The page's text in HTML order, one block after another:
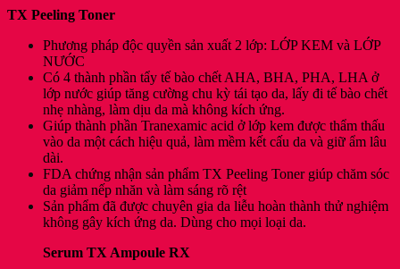
TX Peeling Toner
Phương pháp độc quyền sản xuất 2 lớp: LỚP KEM và LỚP
NƯỚC
Có 4 thành phần tẩy tế bào chết AHA, BHA, PHA, LHA ở
lớp nước giúp tăng cường chu kỳ tái tạo da, lấy đi tế bào chết
nhẹ nhàng, làm dịu da mà không kích ứng.
Giúp thành phần Tranexamic acid ở lớp kem được thẩm thấu
vào da một cách hiệu quả, làm mềm kết cấu da và giữ ẩm lâu
dài.
FDA chứng nhận sản phẩm TX Peeling Toner giúp chăm sóc
da giảm nếp nhăn và làm sáng rõ rệt
Sản phẩm đã được chuyên gia da liễu hoàn thành thử nghiệm
không gây kích ứng da. Dùng cho mọi loại da.
Serum TX Ampoule RX